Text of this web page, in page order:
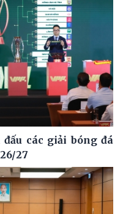
các giải bóng đá
27